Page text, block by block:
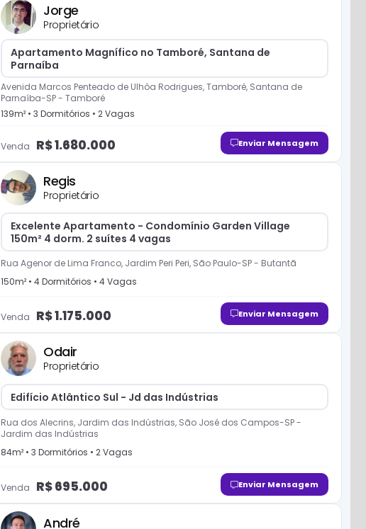
Jorge
Proprietário
Apartamento Magnífico no Tamboré, Santana de
Parnaíba
Avenida Marcos Penteado de Ulhôa Rodrigues, Tamboré, Santana de
Parnaíba-SP- Tamboré
139m² • 3 Dormitórios • 2Vagas
Venda R$1.680.000 Enviar Mensagem
Regis
Proprietário
Excelente Apartamento - Condomínio Garden Village
150m² 4 dorm. 2 suítes 4 vagas
Rua Agenor de Lima Franco, Jardim Peri Peri, São Paulo-SP- Butantã
150m² • 4Dormitórios • 4Vagas
Venda R$1.175.000 Enviar Mensagem
Odair
Proprietário
Edifício Atlântico Sul - Jd das Indústrias
Rua dos Alecrins, Jardim das Indústrias, São José dos Campos-SP-
Jardim das Indústrias
84m² • 3 Dormitórios • 2Vagas
Venda R$695.000 Enviar Mensagem
André